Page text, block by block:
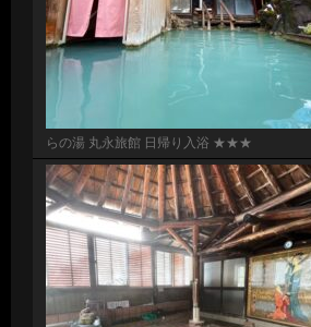
らの湯 丸永旅館 日帰り入浴 ★★★